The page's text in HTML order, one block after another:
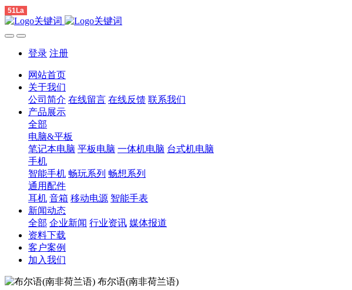
51La
登录 注册
网站首页
关于我们
公司简介 在线留言 在线反馈 联系我们
产品展示
全部
电脑&平板
笔记本电脑 平板电脑 一体机电脑 台式机电脑
手机
智能手机 畅玩系列 畅想系列
通用配件
耳机 音箱 移动电源 智能手表
新闻动态
全部 企业新闻 行业资讯 媒体报道
资料下载
客户案例
加入我们
布尔语(南非荷兰语)